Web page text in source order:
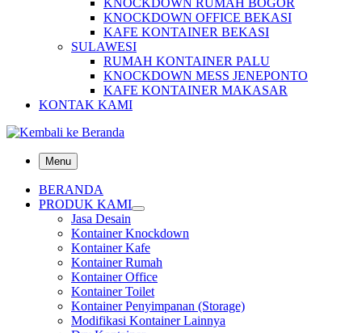
KNOCKDOWN RUMAH BOGOR
KNOCKDOWN OFFICE BEKASI
KAFE KONTAINER BEKASI
SULAWESI
RUMAH KONTAINER PALU
KNOCKDOWN MESS JENEPONTO
KAFE KONTAINER MAKASAR
KONTAK KAMI
Menu
BERANDA
PRODUK KAMI
Jasa Desain
Kontainer Knockdown
Kontainer Kafe
Kontainer Rumah
Kontainer Office
Kontainer Toilet
Kontainer Penyimpanan (Storage)
Modifikasi Kontainer Lainnya